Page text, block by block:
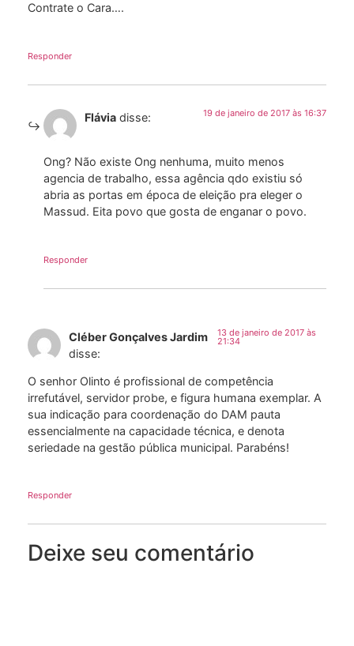
Contrate o Cara….
Responder
Flávia disse: 19 de janeiro de 2017 às 16:37
Ong? Não existe Ong nenhuma, muito menos
agencia de trabalho, essa agência qdo existiu só
abria as portas em época de eleição pra eleger o
Massud. Eita povo que gosta de enganar o povo.
Responder
Cléber Gonçalves Jardim
disse:
13 de janeiro de 2017 às
21:34
O senhor Olinto é profissional de competência
irrefutável, servidor probe, e figura humana exemplar. A
sua indicação para coordenação do DAM pauta
essencialmente na capacidade técnica, e denota
seriedade na gestão pública municipal. Parabéns!
Responder
Deixe seu comentário